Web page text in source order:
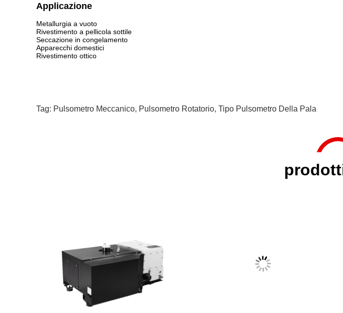
Applicazione
Metallurgia a vuoto
Rivestimento a pellicola sottile
Seccazione in congelamento
Apparecchi domestici
Rivestimento ottico
Tag: Pulsometro Meccanico, Pulsometro Rotatorio, Tipo Pulsometro Della Pala